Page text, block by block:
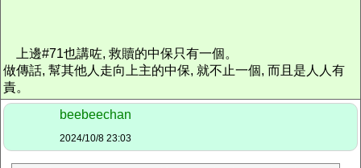
上邊#71也講咗, 救贖的中保只有一個。
做傳話, 幫其他人走向上主的中保, 就不止一個, 而且是人人有
責。
beebeechan
2024/10/8 23:03